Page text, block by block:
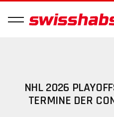
NHL 2026
TERMINE DER